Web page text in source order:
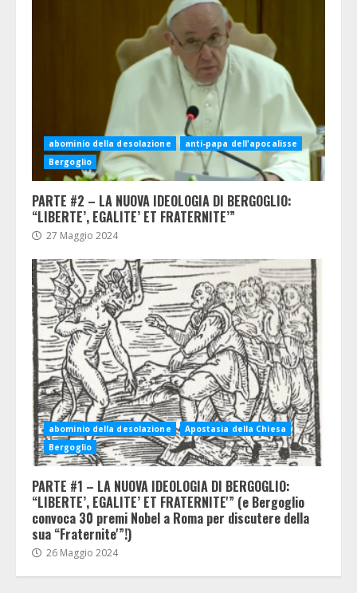
abominio della desolazione
anti-papa dell'apocalisse
Bergoglio
PARTE #2 – LA NUOVA IDEOLOGIA DI BERGOGLIO:
“LIBERTE’, EGALITE’ ET FRATERNITE’”
27 Maggio 2024
abominio della desolazione
Apostasia della Chiesa
Bergoglio
PARTE #1 – LA NUOVA IDEOLOGIA DI BERGOGLIO:
“LIBERTE’, EGALITE’ ET FRATERNITE'” (e Bergoglio
convoca 30 premi Nobel a Roma per discutere della
sua “Fraternite'”!)
26 Maggio 2024